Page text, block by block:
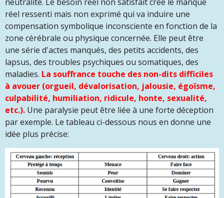
réel ressenti mais non exprimé qui va induire une
compensation symbolique inconsciente en fonction de la
zone cérébrale ou physique concernée. Elle peut être
une série d'actes manqués, des petits accidents, des
lapsus, des troubles psychiques ou somatiques, des
maladies. La souffrance touche des non-dits difficiles
à avouer (orgueil, dévalorisation, jalousie, égoïsme,
culpabilité, humiliation, ridicule, honte, sexualité,
etc.). Une paralysie peut être liée à une forte déception
par exemple. Le tableau ci-dessous nous en donne une
idée plus précise: